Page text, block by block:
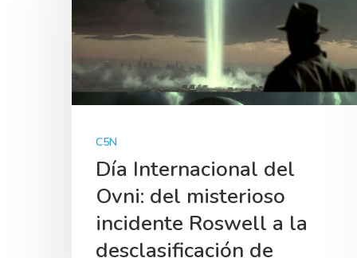
C5N
Día Internacional del
Ovni: del misterioso
incidente Roswell a la
desclasificación de